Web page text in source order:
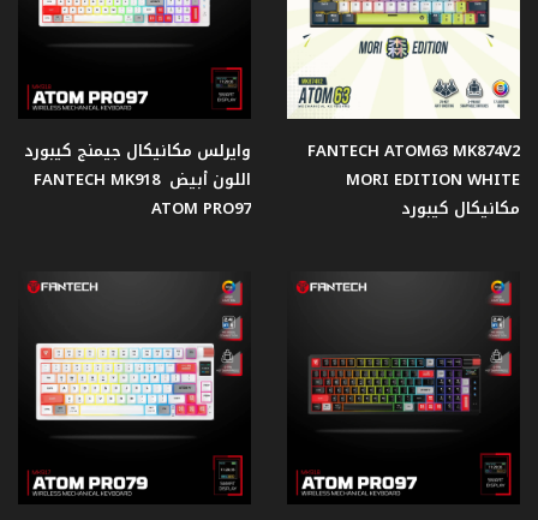
FANTECH ATOM63 MK874V2
MORI EDITION WHITE
مكانيكال كيبورد
وايرلس مكانيكال جيمنج كيبورد
اللون أبيض FANTECH MK918
ATOM PRO97
كرسي
طاولات
جيمنج
مراوح
السماعة